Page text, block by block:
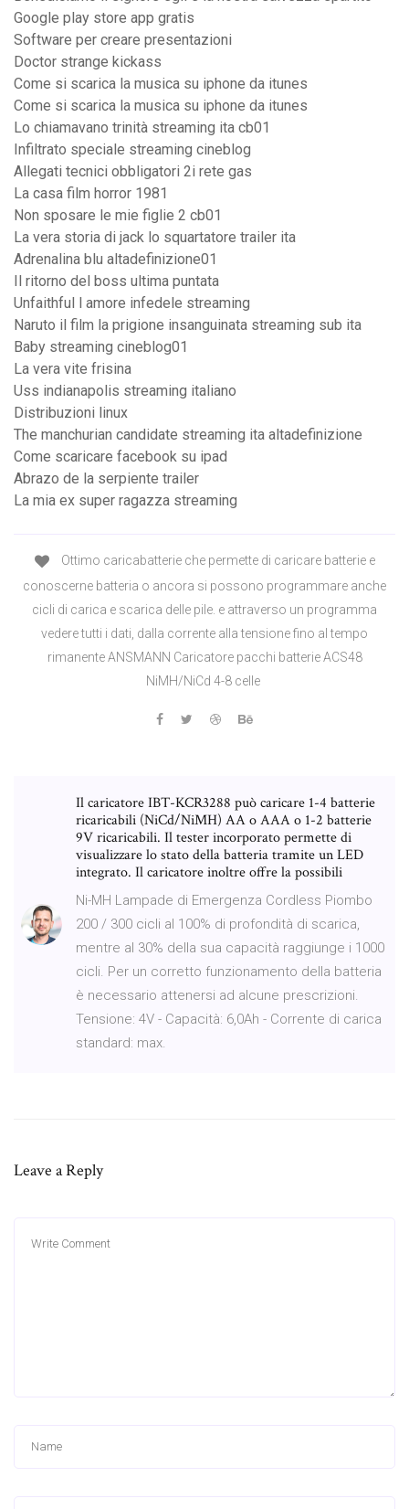
Google play store app gratis
Software per creare presentazioni
Doctor strange kickass
Come si scarica la musica su iphone da itunes
Come si scarica la musica su iphone da itunes
Lo chiamavano trinità streaming ita cb01
Infiltrato speciale streaming cineblog
Allegati tecnici obbligatori 2i rete gas
La casa film horror 1981
Non sposare le mie figlie 2 cb01
La vera storia di jack lo squartatore trailer ita
Adrenalina blu altadefinizione01
Il ritorno del boss ultima puntata
Unfaithful l amore infedele streaming
Naruto il film la prigione insanguinata streaming sub ita
Baby streaming cineblog01
La vera vite frisina
Uss indianapolis streaming italiano
Distribuzioni linux
The manchurian candidate streaming ita altadefinizione
Come scaricare facebook su ipad
Abrazo de la serpiente trailer
La mia ex super ragazza streaming
Ottimo caricabatterie che permette di caricare batterie e
conoscerne batteria o ancora si possono programmare anche
cicli di carica e scarica delle pile. e attraverso un programma
vedere tutti i dati, dalla corrente alla tensione fino al tempo
rimanente ANSMANN Caricatore pacchi batterie ACS48
NiMH/NiCd 4-8 celle
Il caricatore IBT-KCR3288 può caricare 1-4 batterie
ricaricabili (NiCd/NiMH) AA o AAA o 1-2 batterie
9V ricaricabili. Il tester incorporato permette di
visualizzare lo stato della batteria tramite un LED
integrato. Il caricatore inoltre offre la possibili
Ni-MH Lampade di Emergenza Cordless Piombo
200 / 300 cicli al 100% di profondità di scarica,
mentre al 30% della sua capacità raggiunge i 1000
cicli. Per un corretto funzionamento della batteria
è necessario attenersi ad alcune prescrizioni.
Tensione: 4V - Capacità: 6,0Ah - Corrente di carica
standard: max.
Leave a Reply